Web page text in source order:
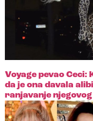
Voyage pevao Ceci:
da je ona davala
ranjavanje njegovog